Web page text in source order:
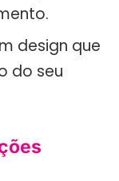
design que
do seu